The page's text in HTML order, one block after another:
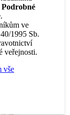
ve
1995 Sb.
veřejnosti.
vše